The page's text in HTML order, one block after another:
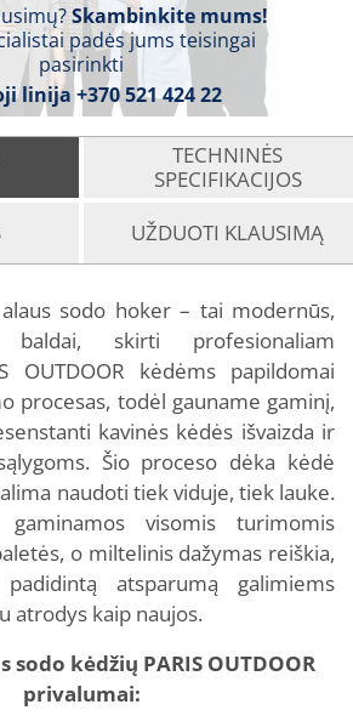
Skambinkite mums!
padės jums teisingai
pasirinkti
linija +370 521 424 22
TECHNINĖS
SPECIFIKACIJOS
UŽDUOTI KLAUSIMĄ
alaus sodo hoker – tai modernūs,
skirti profesionaliam
OUTDOOR kėdėms papildomai
procesas, todėl gauname gaminį,
kavinės kėdės išvaizda ir
Šio proceso dėka kėdė
naudoti tiek viduje, tiek lauke.
visomis turimomis
o miltelinis dažymas reiškia,
atsparumą galimiems
atrodys kaip naujos.
sodo kėdžių PARIS OUTDOOR
privalumai: